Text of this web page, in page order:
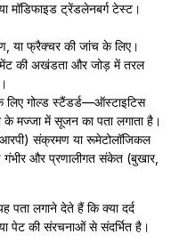
मॉडिफाइड ट्रेंडलेनबर्ग टेस्ट।
या फ्रैक्चर की जांच के लिए।
की अखंडता और जोड़ में तरल
गोल्ड स्टैंडर्ड—ऑस्टाइटिस
मज्जा में सूजन का पता लगाता है।
संक्रमण या रूमेटोलॉजिकल
गंभीर और प्रणालीगत संकेत (बुखार,
लगाने देते हैं कि क्या दर्द
पेट की संरचनाओं से संदर्भित है।